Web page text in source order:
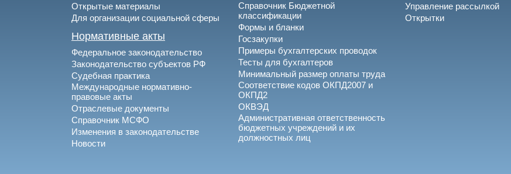
Открытые материалы
Для организации социальной сферы
Нормативные акты
Федеральное законодательство
Законодательство субъектов РФ
Судебная практика
Международные нормативно-
правовые акты
Отраслевые документы
Справочник МСФО
Изменения в законодательстве
Новости
Справочник Бюджетной
классификации
Формы и бланки
Госзакупки
Примеры бухгалтерских проводок
Тесты для бухгалтеров
Минимальный размер оплаты труда
Соответствие кодов ОКПД2007 и
ОКПД2
ОКВЭД
Административная ответственность
бюджетных учреждений и их
должностных лиц
Управление рассылкой
Открытки